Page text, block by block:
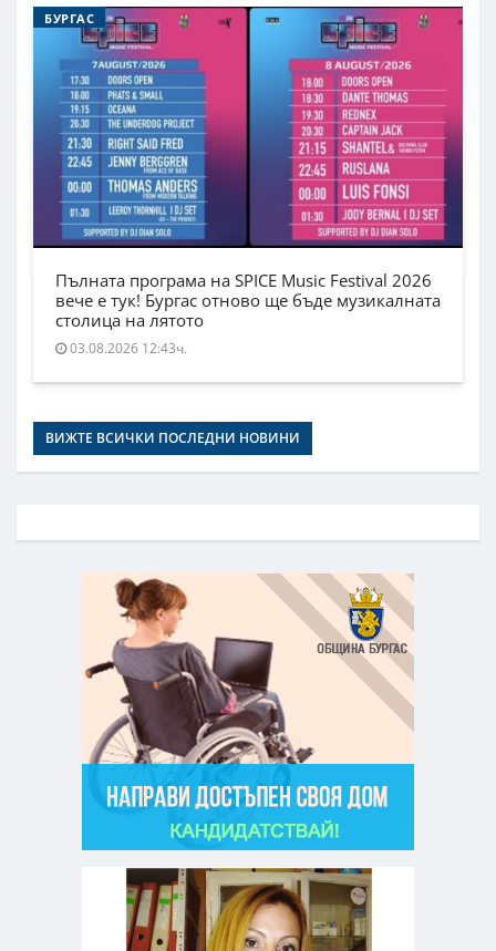
БУРГАС
Пълната програма на SPICE Music Festival 2026
вече е тук! Бургас отново ще бъде музикалната
столица на лятото
03.08.2026 12:43ч.
ВИЖТЕ ВСИЧКИ ПОСЛЕДНИ НОВИНИ